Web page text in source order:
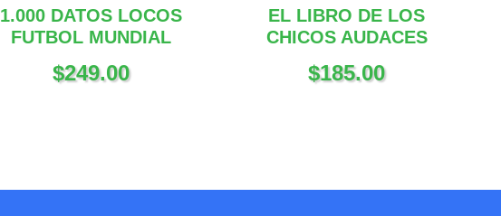
1.000 DATOS LOCOS
FUTBOL MUNDIAL
$249.00
EL LIBRO DE LOS
CHICOS AUDACES
$185.00